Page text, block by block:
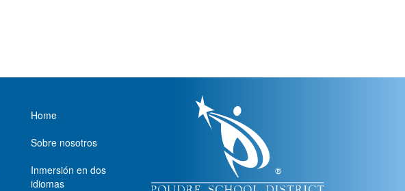
Main navigation
Home
Sobre nosotros
Inmersión en dos
idiomas